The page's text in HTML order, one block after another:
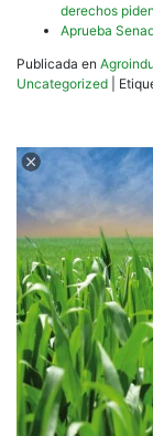
derechos
Aprueba
Publicada en
Uncategorized